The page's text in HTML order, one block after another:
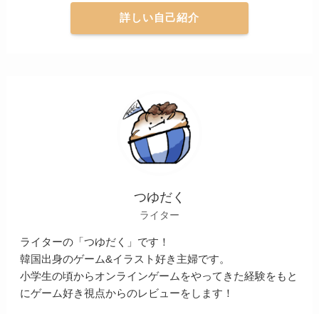
詳しい自己紹介
つゆだく
ライター
ライターの「つゆだく」です！
韓国出身のゲーム&イラスト好き主婦です。
小学生の頃からオンラインゲームをやってきた経験をもと
にゲーム好き視点からのレビューをします！